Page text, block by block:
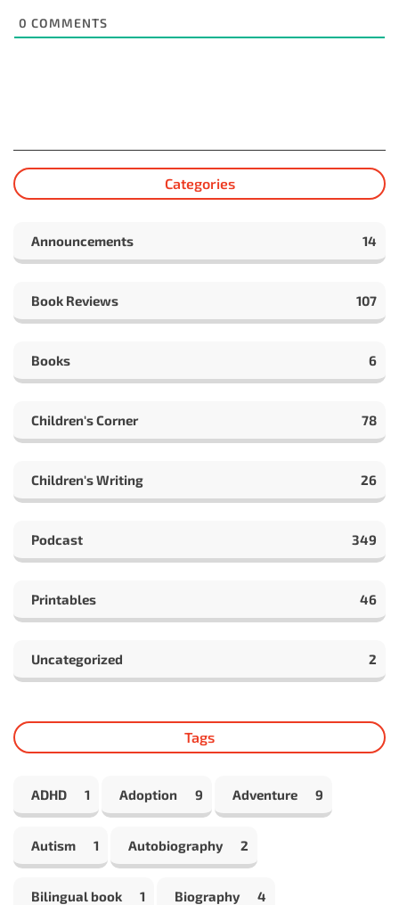
0 COMMENTS
Categories
Announcements 14
Book Reviews 107
Books 6
Children's Corner 78
Children's Writing 26
Podcast 349
Printables 46
Uncategorized 2
Tags
ADHD 1 Adoption 9 Adventure 9
Autism 1 Autobiography 2
Bilingual book 1 Biography 4